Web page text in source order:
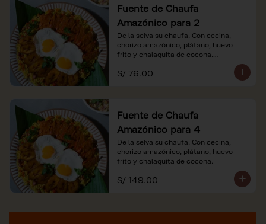
Fuente de Chaufa
Amazónico para 2
De la selva su chaufa. Con cecina,
chorizo amazónico, plátano, huevo
frito y chalaquita de cocona.
*Imágenes referenciales.
*Nuestros precios están expresados en
S/ 76.00
Fuente de Chaufa
Amazónico para 4
De la selva su chaufa. Con cecina,
chorizo amazónico, plátano, huevo
frito y chalaquita de cocona.
S/ 149.00